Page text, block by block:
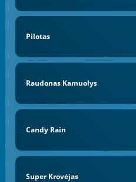
Pilotas
Raudonas Kamuolys
Candy Rain
Super Krovėjas